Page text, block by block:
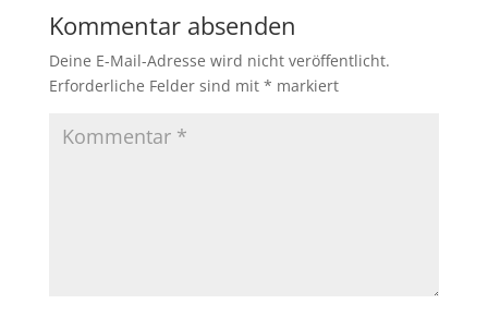
Kommentar absenden
Deine E-Mail-Adresse wird nicht veröffentlicht.
Erforderliche Felder sind mit * markiert